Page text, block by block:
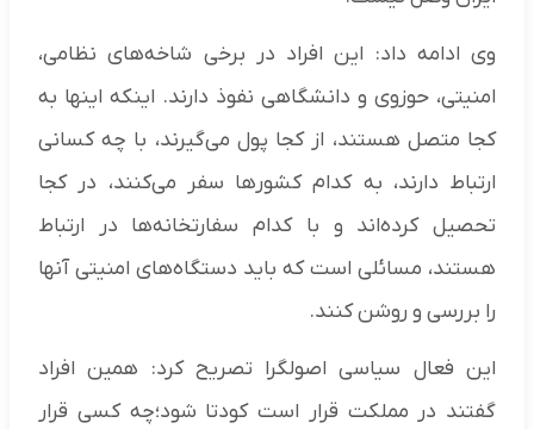
وی ادامه داد: این افراد در برخی شاخه‌های نظامی،
امنیتی، حوزوی و دانشگاهی نفوذ دارند. اینکه اینها به
کجا متصل هستند، از کجا پول می‌گیرند، با چه کسانی
ارتباط دارند، به کدام کشورها سفر می‌کنند، در کجا
تحصیل کرده‌اند و با کدام سفارتخانه‌ها در ارتباط
هستند، مسائلی است که باید دستگاه‌های امنیتی آنها
را بررسی و روشن کنند.
این فعال سیاسی اصولگرا تصریح کرد: همین افراد
گفتند در مملکت قرار است کودتا شود؛چه کسی قرار